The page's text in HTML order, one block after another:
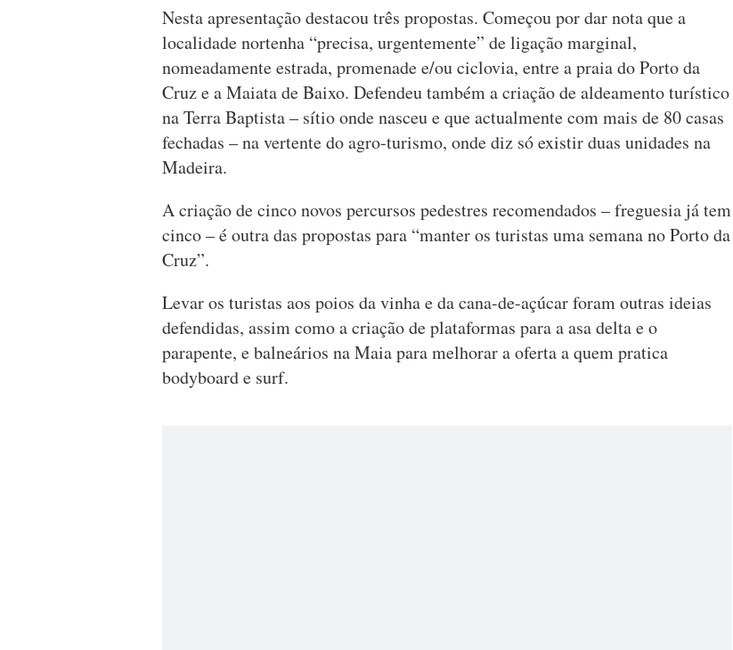
Nesta apresentação destacou três propostas. Começou por dar nota que a
localidade nortenha “precisa, urgentemente” de ligação marginal,
nomeadamente estrada, promenade e/ou ciclovia, entre a praia do Porto da
Cruz e a Maiata de Baixo. Defendeu também a criação de aldeamento turístico
na Terra Baptista – sítio onde nasceu e que actualmente com mais de 80 casas
fechadas – na vertente do agro-turismo, onde diz só existir duas unidades na
Madeira.
A criação de cinco novos percursos pedestres recomendados – freguesia já tem
cinco – é outra das propostas para “manter os turistas uma semana no Porto da
Cruz”.
Levar os turistas aos poios da vinha e da cana-de-açúcar foram outras ideias
defendidas, assim como a criação de plataformas para a asa delta e o
parapente, e balneários na Maia para melhorar a oferta a quem pratica
bodyboard e surf.